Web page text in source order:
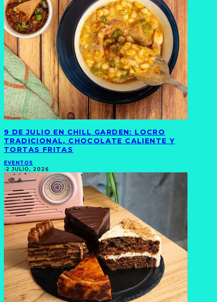
9 DE JULIO EN CHILL GARDEN: LOCRO
TRADICIONAL, CHOCOLATE CALIENTE Y
TORTAS FRITAS
EVENTOS
·2 JULIO, 2026